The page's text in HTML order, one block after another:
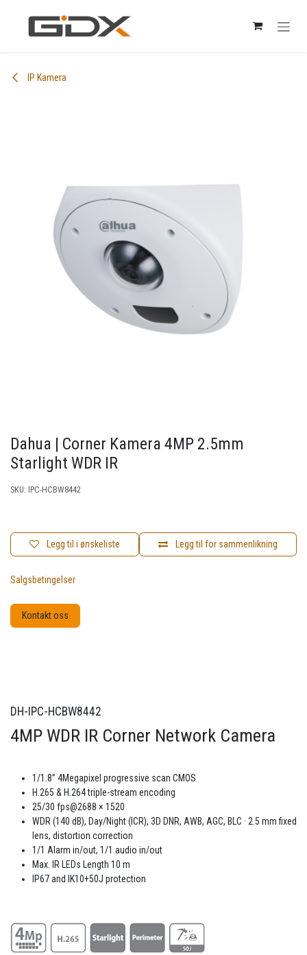
IP Kamera
Dahua | Corner Kamera 4MP 2.5mm
Starlight WDR IR
SKU: IPC-HCBW8442
Legg til for sammenlikning
Legg til i ønskeliste
Salgsbetingelser
Kontakt oss
DH-IPC-HCBW8442
4MP WDR IR Corner Network Camera
1/1.8” 4Megapixel progressive scan CMOS
H.265 & H.264 triple-stream encoding
25/30 fps@2688 × 1520
WDR (140 dB), Day/Night (ICR), 3D DNR, AWB, AGC, BLC · 2.5 mm fixed
lens, distortion correction
1/1 Alarm in/out, 1/1 audio in/out
Max. IR LEDs Length 10 m
IP67 and IK10+50J protection